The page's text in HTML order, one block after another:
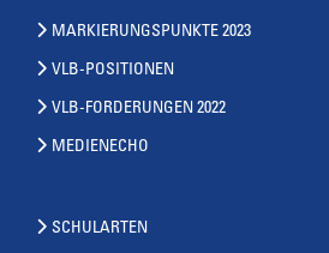
MARKIERUNGSPUNKTE 2023
VLB-POSITIONEN
VLB-FORDERUNGEN 2022
MEDIENECHO
SCHULARTEN